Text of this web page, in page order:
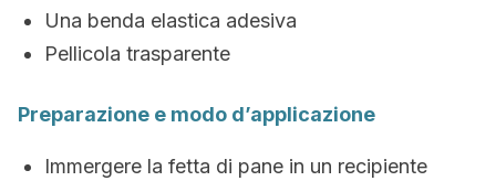
Una benda elastica adesiva
Pellicola trasparente
Preparazione e modo d’applicazione
Immergere la fetta di pane in un recipiente